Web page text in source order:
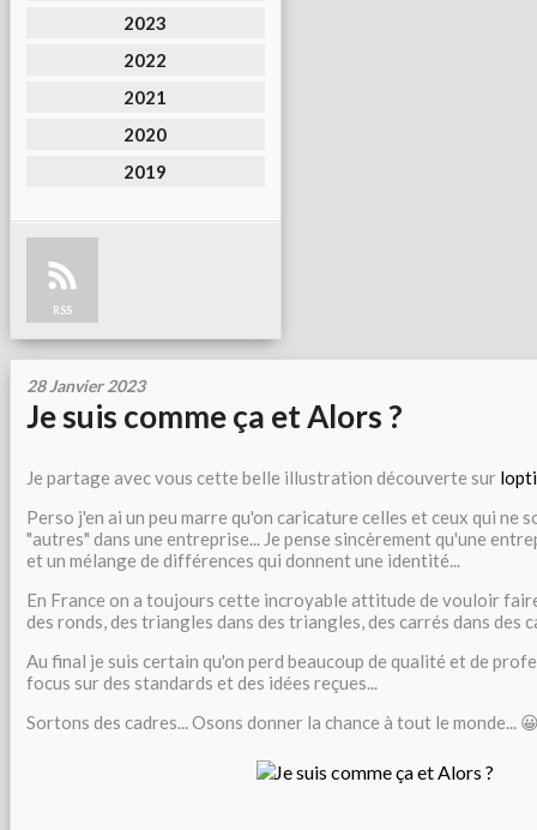
2023
2022
2021
2020
2019
RSS
28 Janvier 2023
Je suis comme ça et Alors ?
Je partage avec vous cette belle illustration découverte sur
Perso j'en ai un peu marre qu'on caricature celles et ceux qui ne
"autres" dans une entreprise... Je pense sincèrement qu'une
et un mélange de différences qui donnent une identité...
En France on a toujours cette incroyable attitude de vouloir
des ronds, des triangles dans des triangles, des carrés dans des
Au final je suis certain qu'on perd beaucoup de qualité et de
focus sur des standards et des idées reçues...
Sortons des cadres... Osons donner la chance à tout le monde...